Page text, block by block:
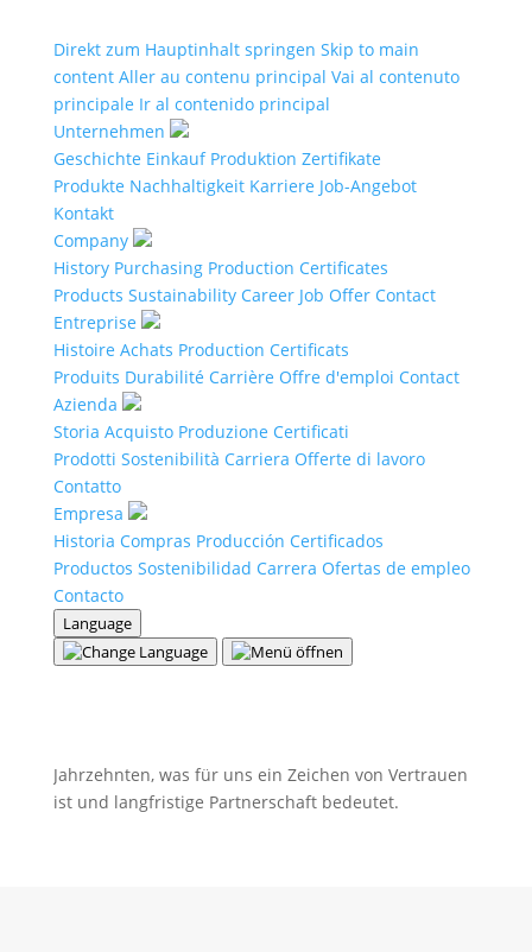
Direkt zum Hauptinhalt springen Skip to main
content Aller au contenu principal Vai al contenuto
principale Ir al contenido principal
Unternehmen
Geschichte Einkauf Produktion Zertifikate
Produkte Nachhaltigkeit Karriere Job-Angebot
Kontakt
Company
History Purchasing Production Certificates
Products Sustainability Career Job Offer Contact
Entreprise
Histoire Achats Production Certificats
Produits Durabilité Carrière Offre d'emploi Contact
Azienda
Storia Acquisto Produzione Certificati
Prodotti Sostenibilità Carriera Offerte di lavoro
Contatto
Empresa
Historia Compras Producción Certificados
Productos Sostenibilidad Carrera Ofertas de empleo
Contacto
Language
Partnerschaften, die
Jahrzehnten, was für uns ein Zeichen von Vertrauen
ist und langfristige Partnerschaft bedeutet.